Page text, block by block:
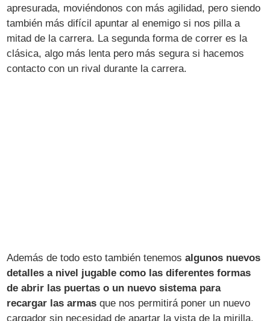
apresurada, moviéndonos con más agilidad, pero siendo
también más difícil apuntar al enemigo si nos pilla a
mitad de la carrera. La segunda forma de correr es la
clásica, algo más lenta pero más segura si hacemos
contacto con un rival durante la carrera.
Además de todo esto también tenemosalgunos nuevos
detalles a nivel jugable como las diferentes formas
de abrir las puertas o un nuevo sistema para
recargar las armas que nos permitirá poner un nuevo
cargador sin necesidad de apartar la vista de la mirilla.